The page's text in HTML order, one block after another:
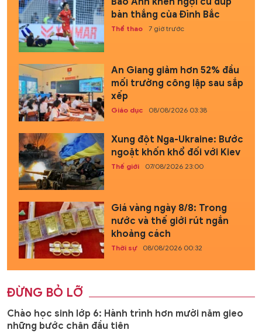
bàn thắng của Đình Bắc
Thể thao 7 giờ trước
An Giang giảm hơn 52% đầu
mối trường công lập sau sắp
xếp
Giáo dục 08/08/2026 03:38
Xung đột Nga-Ukraine: Bước
ngoặt khốn khổ đối với Kiev
Thế giới 07/08/2026 23:00
Giá vàng ngày 8/8: Trong
nước và thế giới rút ngắn
khoảng cách
Thời sự 08/08/2026 00:32
ĐỪNG BỎ LỠ
Chào học sinh lớp 6: Hành trình hơn mười năm gieo
những bước chân đầu tiên